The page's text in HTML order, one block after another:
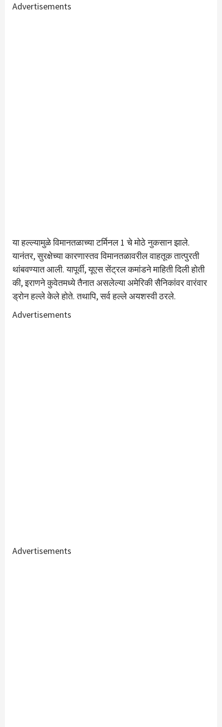
Advertisements
या हल्ल्यामुळे विमानतळाच्या टर्मिनल 1 चे मोठे नुकसान झाले.
यानंतर, सुरक्षेच्या कारणास्तव विमानतळावरील वाहतूक तात्पुरती
थांबवण्यात आली. यापूर्वी, यूएस सेंट्रल कमांडने माहिती दिली होती
की, इराणने कुवेतमध्ये तैनात असलेल्या अमेरिकी सैनिकांवर वारंवार
ड्रोन हल्ले केले होते. तथापि, सर्व हल्ले अयशस्वी ठरले.
Advertisements
Advertisements